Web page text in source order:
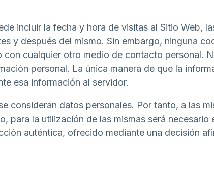
incluir la fecha y hora de visitas al Sitio Web,
y después del mismo. Sin embargo, ninguna
cualquier otro medio de contacto personal.
personal. La única manera de que la
esa información al servidor.
consideran datos personales. Por tanto, a las
para la utilización de las mismas será
auténtica, ofrecido mediante una decisión